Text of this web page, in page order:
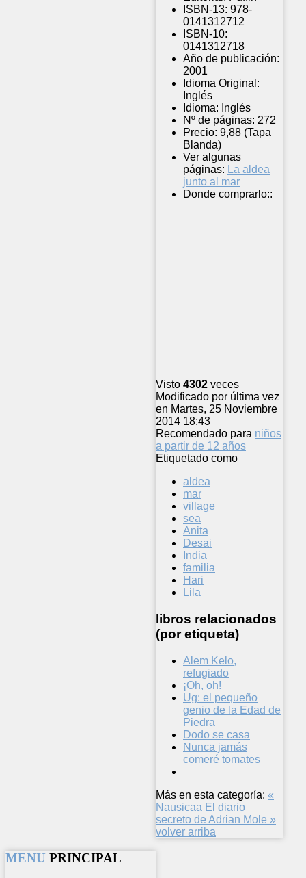
ISBN-13: 978-
0141312712
ISBN-10:
0141312718
Año de publicación:
2001
Idioma Original:
Inglés
Idioma: Inglés
Nº de páginas: 272
Precio: 9,88 (Tapa
Blanda)
Ver algunas
páginas: La aldea
junto al mar
Donde comprarlo::
Visto 4302 veces
Modificado por última vez
en Martes, 25 Noviembre
2014 18:43
Recomendado para niños
a partir de 12 años
Etiquetado como
aldea
mar
village
sea
Anita
Desai
India
familia
Hari
Lila
libros relacionados
(por etiqueta)
Alem Kelo,
refugiado
¡Oh, oh!
Ug: el pequeño
genio de la Edad de
Piedra
Dodo se casa
Nunca jamás
comeré tomates
Más en esta categoría: «
Nausicaa El diario
secreto de Adrian Mole »
volver arriba
MENU PRINCIPAL